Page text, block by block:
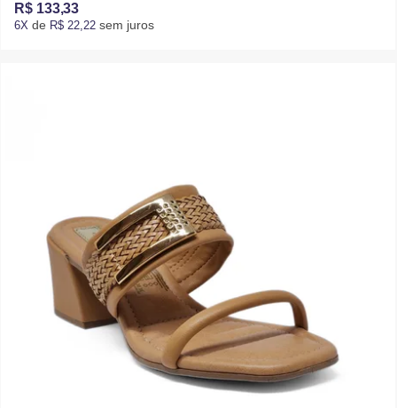
R$ 133,33
6X de R$ 22,22 sem juros